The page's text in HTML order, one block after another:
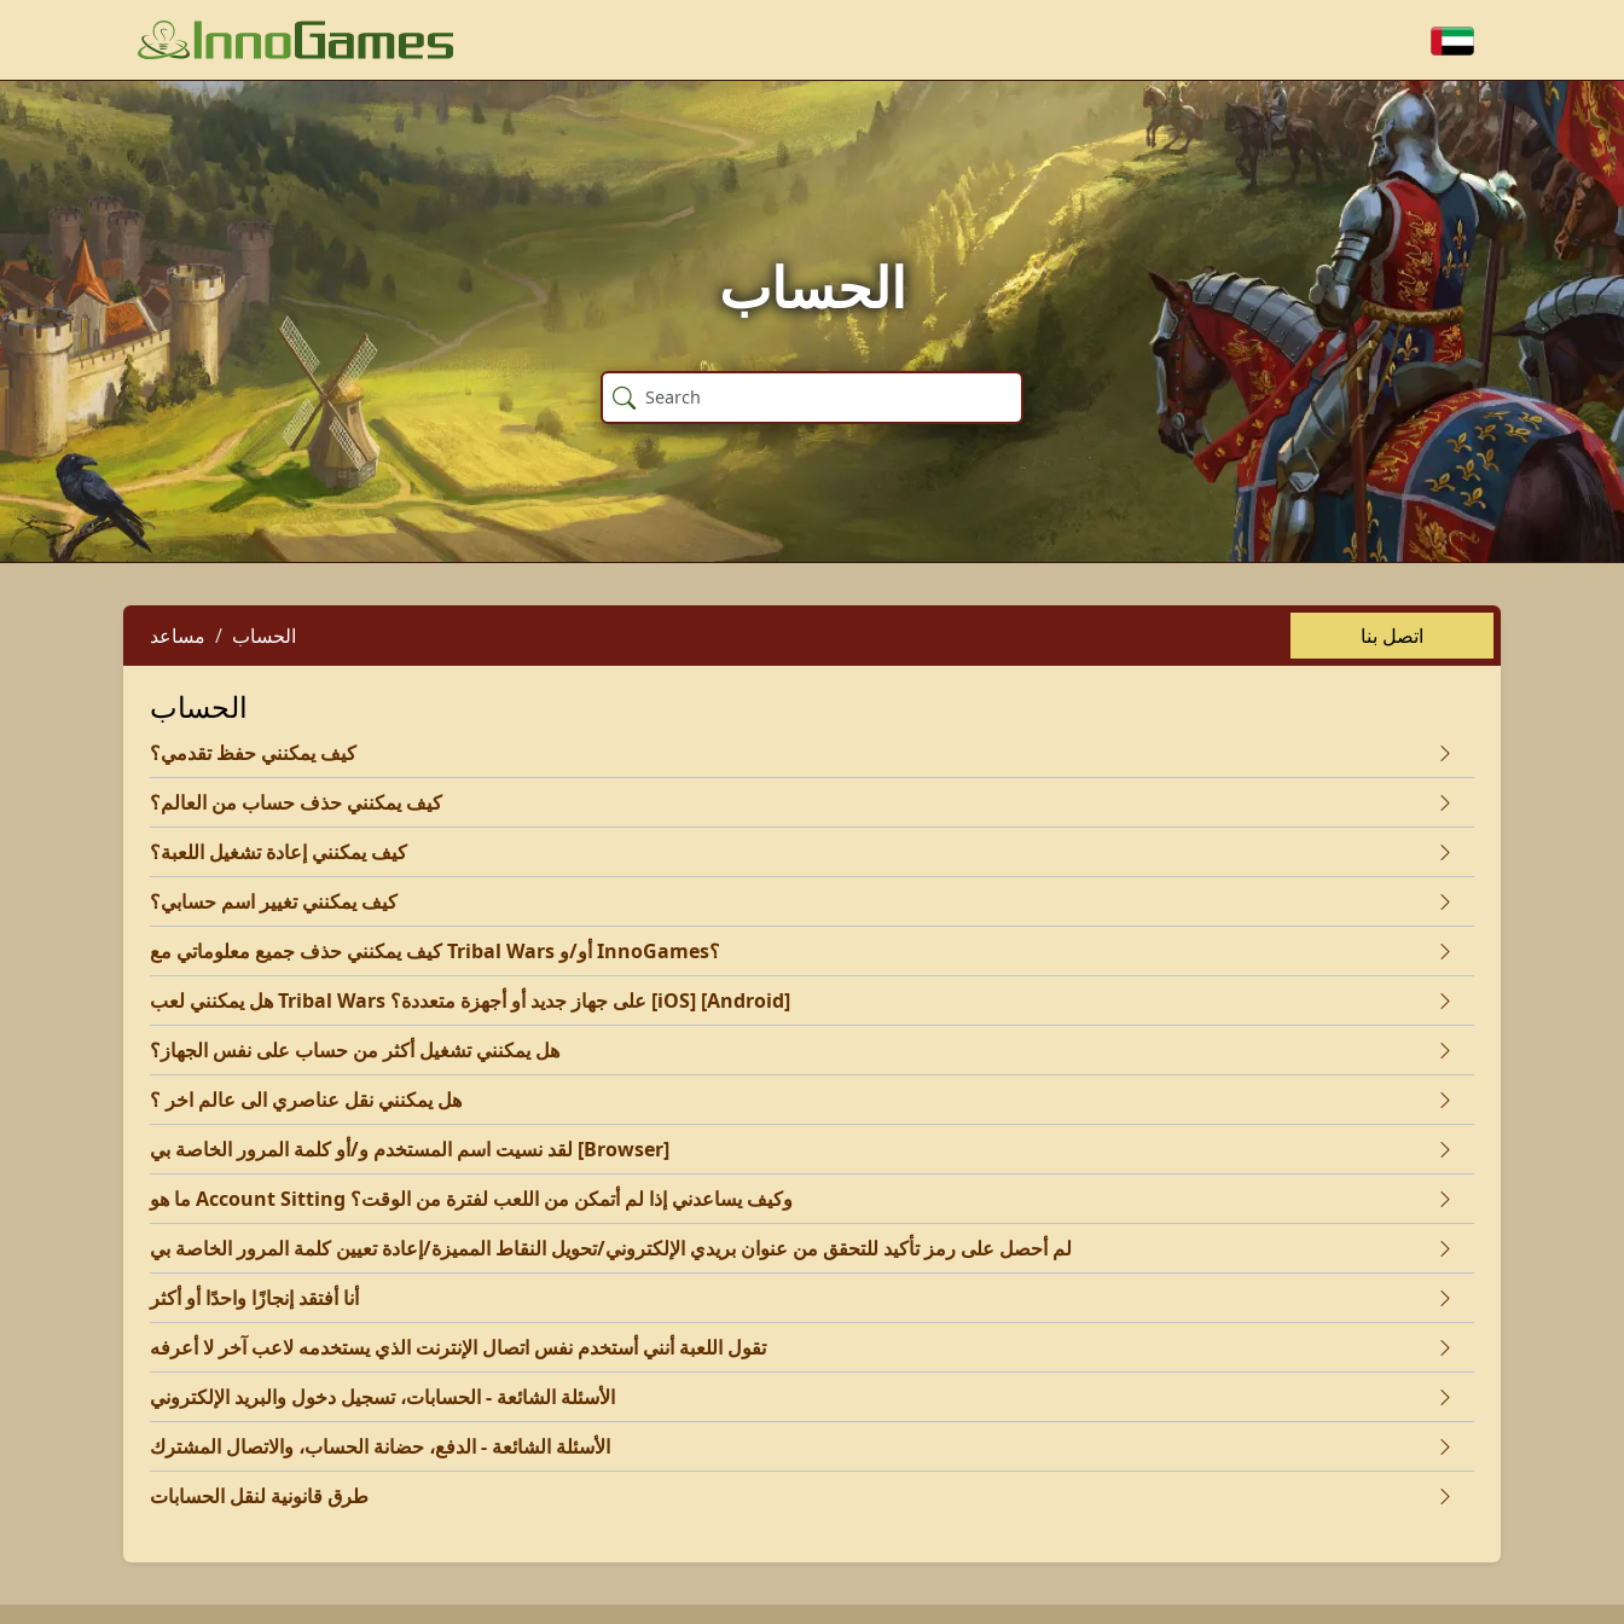
الحساب
مساعد الحساب اتصل بنا
الحساب
كيف يمكنني حفظ تقدمي؟
كيف يمكنني حذف حساب من العالم؟
كيف يمكنني إعادة تشغيل اللعبة؟
كيف يمكنني تغيير اسم حسابي؟
كيف يمكنني حذف جميع معلوماتي مع Tribal Wars أو/و InnoGames؟
هل يمكنني لعب Tribal Wars على جهاز جديد أو أجهزة متعددة؟ [iOS] [Android]
هل يمكنني تشغيل أكثر من حساب على نفس الجهاز؟
هل يمكنني نقل عناصري الى عالم اخر ؟
لقد نسيت اسم المستخدم و/أو كلمة المرور الخاصة بي [Browser]
ما هو Account Sitting وكيف يساعدني إذا لم أتمكن من اللعب لفترة من الوقت؟
لم أحصل على رمز تأكيد للتحقق من عنوان بريدي الإلكتروني/تحويل النقاط المميزة/إعادة تعيين كلمة المرور الخاصة بي
أنا أفتقد إنجازًا واحدًا أو أكثر
تقول اللعبة أنني أستخدم نفس اتصال الإنترنت الذي يستخدمه لاعب آخر لا أعرفه
الأسئلة الشائعة - الحسابات، تسجيل دخول والبريد الإلكتروني
الأسئلة الشائعة - الدفع، حضانة الحساب، والاتصال المشترك
طرق قانونية لنقل الحسابات